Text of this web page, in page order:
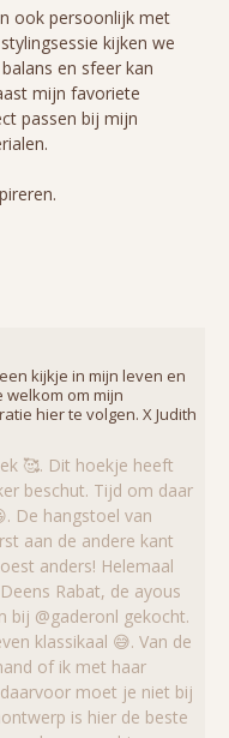
ook persoonlijk met
kijken we
en sfeer kan
mijn favoriete
passen bij mijn
kijkje in mijn leven en
welkom om mijn
hier te volgen. X Judith